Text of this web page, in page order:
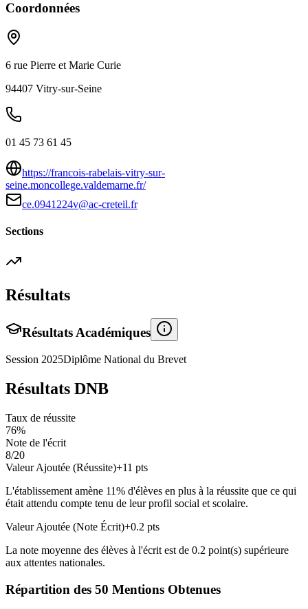
Coordonnées
6 rue Pierre et Marie Curie
94407 Vitry-sur-Seine
01 45 73 61 45
https://francois-rabelais-vitry-sur-
seine.moncollege.valdemarne.fr/
ce.0941224v@ac-creteil.fr
Sections
Résultats
Résultats Académiques
Session 2025Diplôme National du Brevet
Résultats DNB
Taux de réussite
76%
Note de l'écrit
8/20
Valeur Ajoutée (Réussite)+11 pts
L'établissement amène 11% d'élèves en plus à la réussite que ce qui
était attendu compte tenu de leur profil social et scolaire.
Valeur Ajoutée (Note Écrit)+0.2 pts
La note moyenne des élèves à l'écrit est de 0.2 point(s) supérieure
aux attentes nationales.
Répartition des 50 Mentions Obtenues